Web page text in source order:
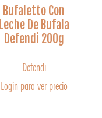
Bufaletto Con
Leche De Bufala
Defendi 200g
Defendi
Login para ver precio